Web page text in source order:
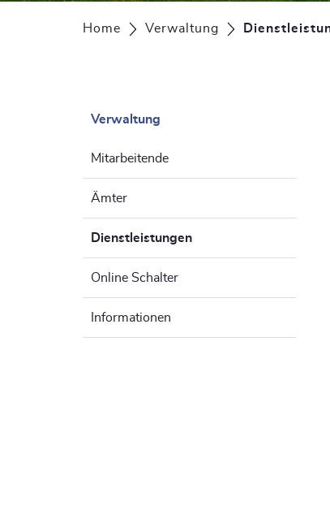
Home Verwaltung
Verwaltung
Mitarbeitende
Ämter
Dienstleistungen
Online Schalter
Informationen